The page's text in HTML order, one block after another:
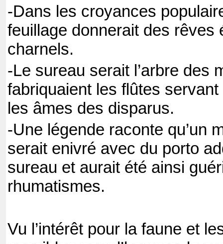
-Dans les croyances
feuillage donnerait des rêves
charnels.
-Le sureau serait l’arbre des
fabriquaient les flûtes
les âmes des disparus.
-Une légende raconte qu’un
serait enivré avec du porto
sureau et aurait été ainsi
rhumatismes.
Vu l’intérêt pour la faune et